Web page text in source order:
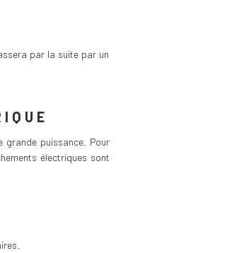
par la suite par un
grande puissance. Pour
électriques sont